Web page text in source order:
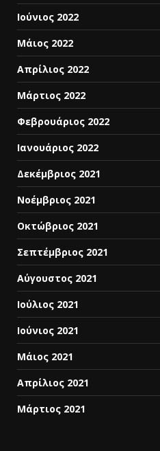
Ιούνιος 2022
Μάιος 2022
Απρίλιος 2022
Μάρτιος 2022
Φεβρουάριος 2022
Ιανουάριος 2022
Δεκέμβριος 2021
Νοέμβριος 2021
Οκτώβριος 2021
Σεπτέμβριος 2021
Αύγουστος 2021
Ιούλιος 2021
Ιούνιος 2021
Μάιος 2021
Απρίλιος 2021
Μάρτιος 2021